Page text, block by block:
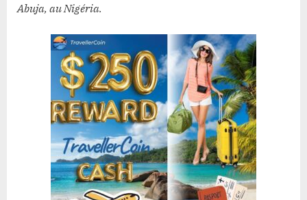
Abuja, au Nigéria.